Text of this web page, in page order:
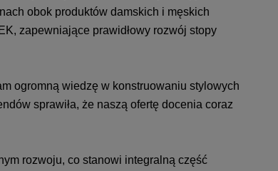
obok produktów damskich i męskich
, zapewniające prawidłowy rozwój stopy
ogromną wiedzę w konstruowaniu stylowych
sprawiła, że naszą ofertę docenia coraz
rozwoju, co stanowi integralną część